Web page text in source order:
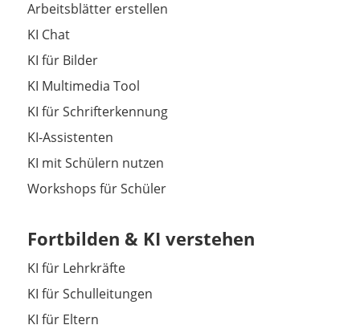
Arbeitsblätter erstellen
KI Chat
KI für Bilder
KI Multimedia Tool
KI für Schrifterkennung
KI-Assistenten
KI mit Schülern nutzen
Workshops für Schüler
Fortbilden & KI verstehen
KI für Lehrkräfte
KI für Schulleitungen
KI für Eltern